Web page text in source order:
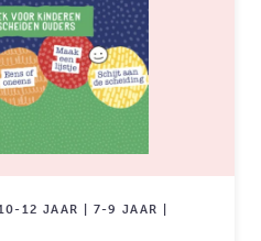
12 JAAR | 7-9 JAAR |